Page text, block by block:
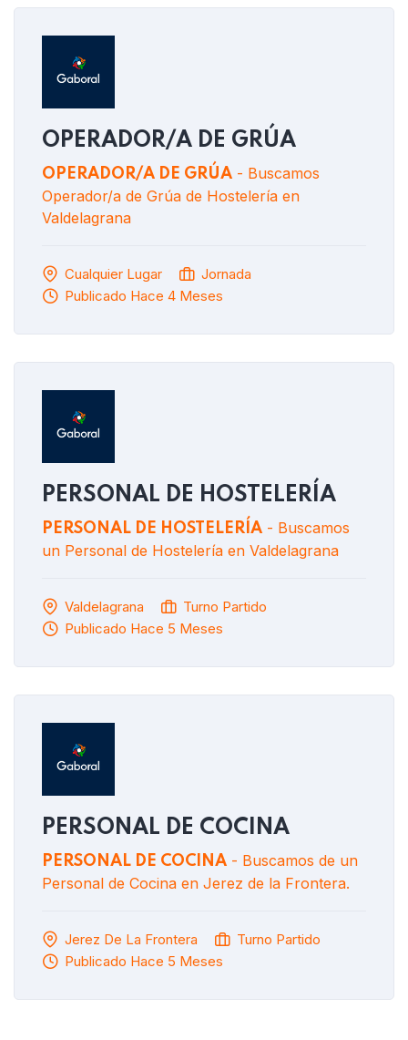
OPERADOR/A DE GRÚA
OPERADOR/A DE GRÚA - Buscamos
Operador/a de Grúa de Hostelería en
Valdelagrana
Cualquier Lugar
Jornada
Publicado Hace 4 Meses
PERSONAL DE HOSTELERÍA
PERSONAL DE HOSTELERÍA - Buscamos
un Personal de Hostelería en Valdelagrana
Valdelagrana
Turno Partido
Publicado Hace 5 Meses
PERSONAL DE COCINA
PERSONAL DE COCINA - Buscamos de un
Personal de Cocina en Jerez de la Frontera.
Jerez De La Frontera
Turno Partido
Publicado Hace 5 Meses